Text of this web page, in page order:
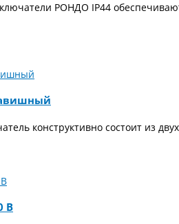
РОНДО IP44
конструктивно состоит из
В